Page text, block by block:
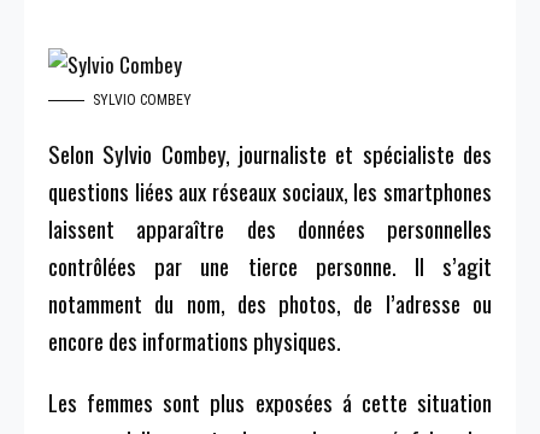
SYLVIO COMBEY
Selon Sylvio Combey, journaliste et spécialiste des
questions liées aux réseaux sociaux, les smartphones
laissent apparaître des données personnelles
contrôlées par une tierce personne. Il s’agit
notamment du nom, des photos, de l’adresse ou
encore des informations physiques.
Les femmes sont plus exposées á cette situation